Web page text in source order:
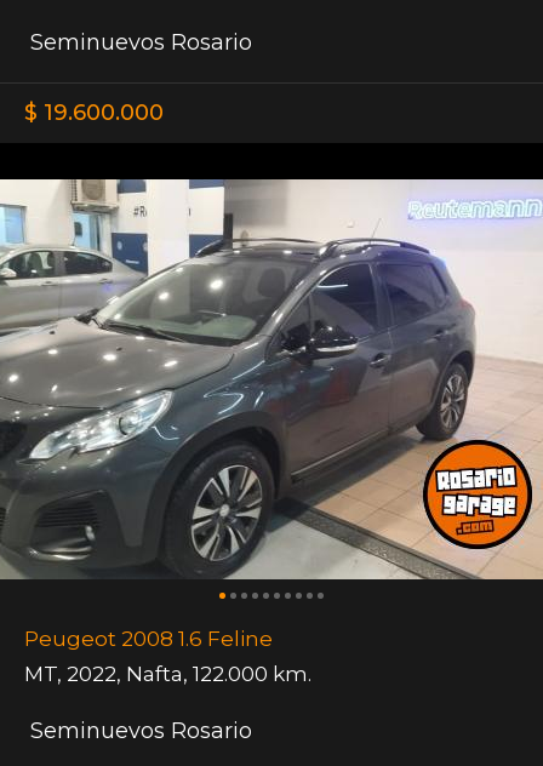
Seminuevos Rosario
$ 19.600.000
Peugeot 2008 1.6 Feline
MT, 2022, Nafta, 122.000 km.
Seminuevos Rosario